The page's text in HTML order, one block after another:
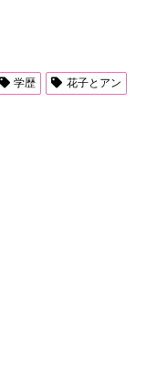
学歴
花子とアン